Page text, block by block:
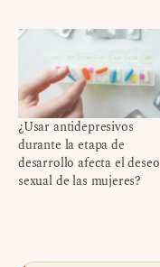
¿Usar antidepresivos
durante la etapa de
desarrollo afecta el deseo
sexual de las mujeres?